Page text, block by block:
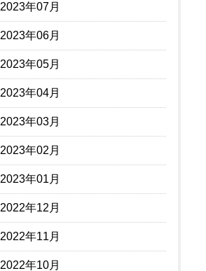
2023年07月
2023年06月
2023年05月
2023年04月
2023年03月
2023年02月
2023年01月
2022年12月
2022年11月
2022年10月